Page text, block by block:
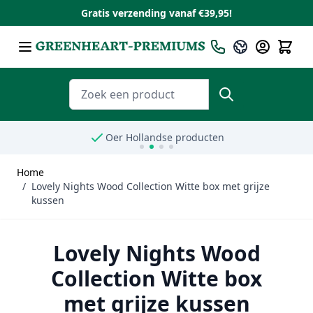
Gratis verzending vanaf €39,95!
Taal
Nederlands
Zoeken
Oer Hollandse producten
Home
/ Lovely Nights Wood Collection Witte box met grijze
kussen
Lovely Nights Wood
Collection Witte box
met grijze kussen